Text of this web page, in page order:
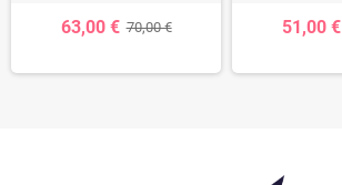
63,00 € 70,00 € 51,00 €